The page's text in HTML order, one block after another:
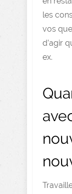
les
vos
d’agir
ex.